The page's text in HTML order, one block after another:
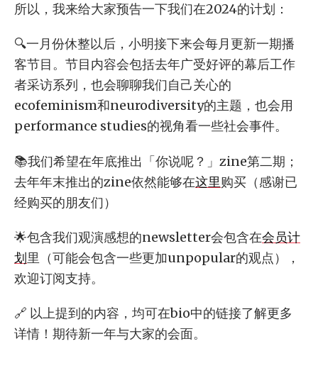
所以，我来给大家预告一下我们在2024的计划：
🔍一月份休整以后，小明接下来会每月更新一期播
客节目。节目内容会包括去年广受好评的幕后工作
者采访系列，也会聊聊我们自己关心的
ecofeminism和neurodiversity的主题，也会用
performance studies的视角看一些社会事件。
📚我们希望在年底推出「你说呢？」zine第二期；
去年年末推出的zine依然能够在这里购买（感谢已
经购买的朋友们）
🌟包含我们观演感想的newsletter会包含在会员计
划里（可能会包含一些更加unpopular的观点），
欢迎订阅支持。
🔗 以上提到的内容，均可在bio中的链接了解更多
详情！期待新一年与大家的会面。